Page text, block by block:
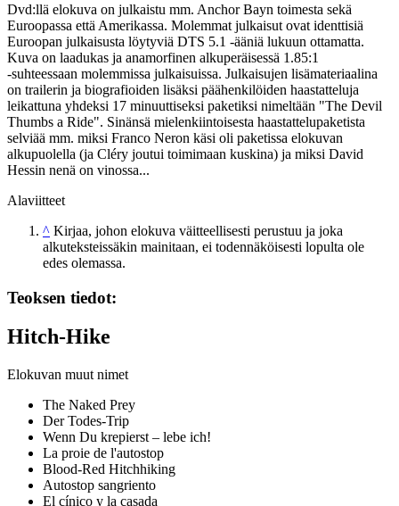
Dvd:llä elokuva on julkaistu mm. Anchor Bayn toimesta sekä
Euroopassa että Amerikassa. Molemmat julkaisut ovat identtisiä
Euroopan julkaisusta löytyviä DTS 5.1 ‑ääniä lukuun ottamatta.
Kuva on laadukas ja anamorfinen alkuperäisessä 1.85:1
‑suhteessaan molemmissa julkaisuissa. Julkaisujen lisämateriaalina
on trailerin ja biografioiden lisäksi päähenkilöiden haastatteluja
leikattuna yhdeksi 17 minuuttiseksi paketiksi nimeltään "The Devil
Thumbs a Ride". Sinänsä mielenkiintoisesta haastattelupaketista
selviää mm. miksi Franco Neron käsi oli paketissa elokuvan
alkupuolella (ja Cléry joutui toimimaan kuskina) ja miksi David
Hessin nenä on vinossa...
Alaviitteet
^ Kirjaa, johon elokuva väitteellisesti perustuu ja joka
alkuteksteissäkin mainitaan, ei todennäköisesti lopulta ole
edes olemassa.
Teoksen tiedot:
Hitch-Hike
Elokuvan muut nimet
The Naked Prey
Der Todes-Trip
Wenn Du krepierst – lebe ich!
La proie de l'autostop
Blood-Red Hitchhiking
Autostop sangriento
El cínico y la casada